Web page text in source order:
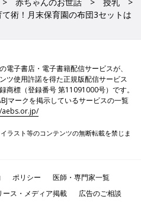
術！月末保育園の布団3セットは
電子書店・電子書籍配信サービスが、
ツ使用許諾を得た正規版配信サービス
商標（登録番号 第11091000号）です。
マークを掲示しているサービスの一覧
ラスト等のコンテンツの無断転載を禁じま
ポリシー
医師・専門家一覧
ース・メディア掲載
広告のご相談